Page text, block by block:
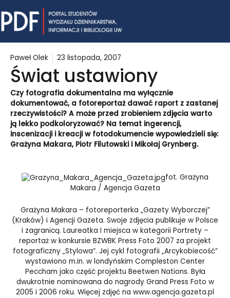
to
content
Paweł Olek 23 listopada, 2007
Świat ustawiony
Czy fotografia dokumentalna ma wyłącznie
dokumentować, a fotoreportaż dawać raport z zastanej
rzeczywistości? A może przed zrobieniem zdjęcia warto
ją lekko podkoloryzować? Na temat ingerencji,
inscenizacji i kreacji w fotodokumencie wypowiedzieli się:
Grażyna Makara, Piotr Filutowski i Mikołaj Grynberg.
fot. Grażyna
Makara / Agencja Gazeta
Grażyna Makara – fotoreporterka „Gazety Wyborczej”
(Kraków) i Agencji Gazeta. Swoje zdjęcia publikuje w Polsce
i zagranicą. Laureatka I miejsca w kategorii Portrety –
reportaż w konkursie BZWBK Press Foto 2007 za projekt
fotograficzny „Stylowa”. Jej cykl fotografii „Arcykobiecość”
wystawiono m.in. w londyńskim Compleston Center
Peccham jako część projektu Beetwen Nations. Była
dwukrotnie nominowana do nagrody Grand Press Foto w
2005 i 2006 roku. Więcej zdjęć na www.agencja.gazeta.pl